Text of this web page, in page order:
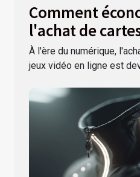
Comment
l'achat de
vidéo avec des
À l'ère du numérique,
jeux vidéo en ligne est